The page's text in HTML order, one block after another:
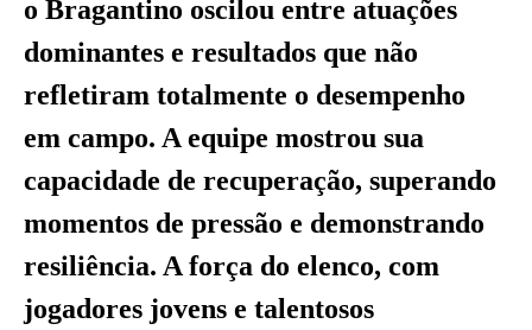
o Bragantino oscilou entre atuações
dominantes e resultados que não
refletiram totalmente o desempenho
em campo. A equipe mostrou sua
capacidade de recuperação, superando
momentos de pressão e demonstrando
resiliência. A força do elenco, com
jogadores jovens e talentosos